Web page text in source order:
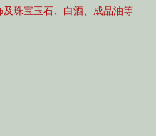
珠宝玉石、白酒、成品油等